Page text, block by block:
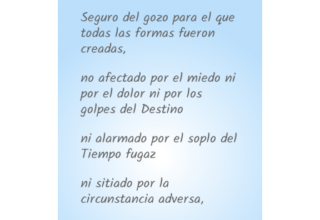
Seguro del gozo para el que
todas las formas fueron
creadas,
no afectado por el miedo ni
por el dolor ni por los
golpes del Destino
ni alarmado por el soplo del
Tiempo fugaz
ni sitiado por la
circunstancia adversa,